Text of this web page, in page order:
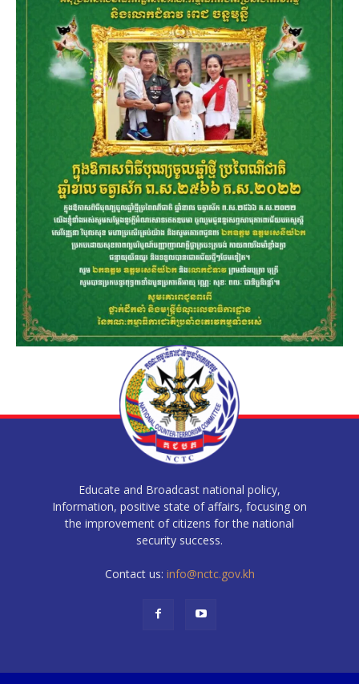
Educate and Broadcast national policy,
Information, positive state of affairs, focusing on
the improvement of citizens for the national
security success.
Contact us: info@nctc.gov.kh